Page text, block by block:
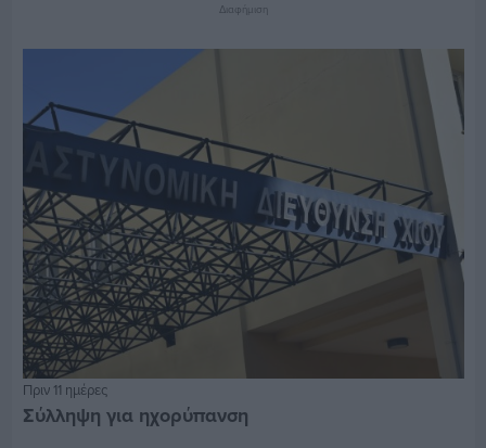
Διαφήμιση
Πριν 11 ημέρες
Σύλληψη για ηχορύπανση